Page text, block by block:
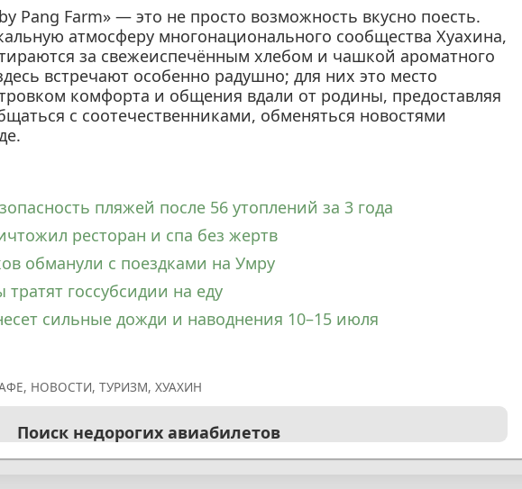
Pang Farm» — это не просто возможность вкусно поесть.
атмосферу многонационального сообщества Хуахина,
за свежеиспечённым хлебом и чашкой ароматного
встречают особенно радушно; для них это место
комфорта и общения вдали от родины, предоставляя
с соотечественниками, обменяться новостями
пляжей после 56 утоплений за 3 года
ресторан и спа без жертв
обманули с поездками на Умру
госсубсидии на еду
сильные дожди и наводнения 10–15 июля
, НОВОСТИ,ТУРИЗМ,ХУАХИН
Поиск недорогих авиабилетов